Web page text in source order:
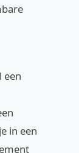
een
in een